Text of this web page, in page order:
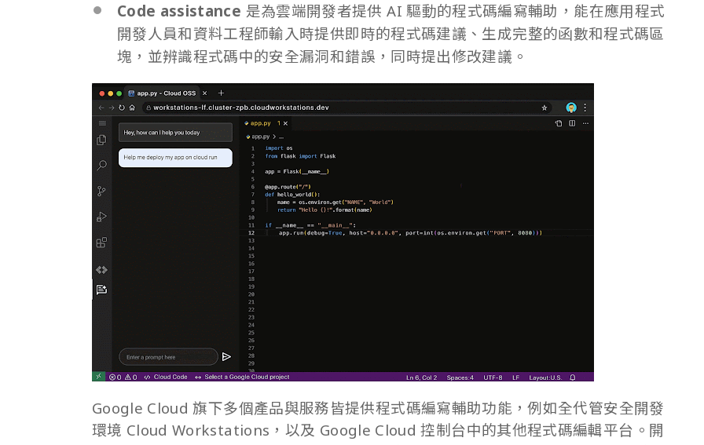
Code assistance 是為雲端開發者提供 AI 驅動的程式碼編寫輔助，能在應用程式
開發人員和資料工程師輸入時提供即時的程式碼建議、生成完整的函數和程式碼區
塊，並辨識程式碼中的安全漏洞和錯誤，同時提出修改建議。
Google Cloud 旗下多個產品與服務皆提供程式碼編寫輔助功能，例如全代管安全開發
環境 Cloud Workstations，以及 Google Cloud 控制台中的其他程式碼編輯平台。開